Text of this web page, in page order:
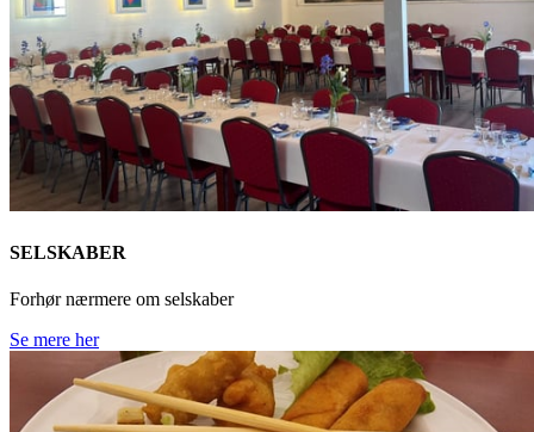
SELSKABER
Forhør nærmere om selskaber
Se mere her